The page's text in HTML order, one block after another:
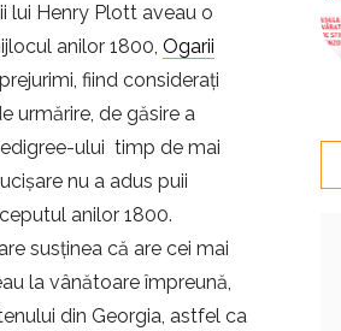
lui Henry Plott aveau o
anilor 1800, Ogarii
fiind considerați
urmărire, de găsire a
ului timp de mai
nu a adus puii
anilor 1800.
susținea că are cei mai
la vânătoare împreună,
din Georgia, astfel ca